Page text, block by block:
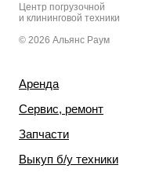
Центр погрузочной
и клининговой техники
© 2026 Альянс Раум
Аренда
Сервис, ремонт
Запчасти
Выкуп б/у техники